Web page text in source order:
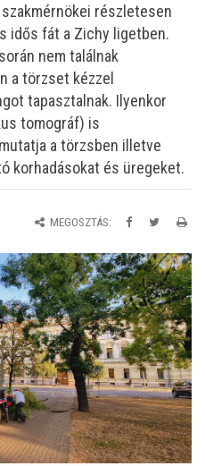
részletesen
idős fát a Zichy ligetben.
nem találnak
a törzset kézzel
tapasztalnak. Ilyenkor
tomográf) is
a törzsben illetve
korhadásokat és üregeket.
MEGOSZTÁS: